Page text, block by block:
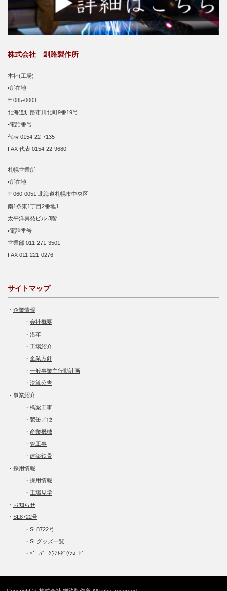
株式会社 釧路製作所
本社(工場)
•所在地
〒085-0003
北海道釧路市川北町9番19号
•電話番号
代表 0154-22-7135
FAX 代表 0154-22-9680
札幌営業所
•所在地
〒060-0051 北海道札幌市中央区
南1条東1丁目2番地1
太平洋興発ビル 3階
•電話番号
営業部 011-271-3501
FAX 011-221-0276
サイトマップ
・ 企業情報
・ 会社概要
・ 沿革
・ 工場紹介
・ 企業方針
・ 一般事業主行動計画
・ 決算公告
・ 事業紹介
・ 橋梁工事
・ 製缶／他
・ 産業機械
・ 管工事
・ 建築鉄骨
・ 採用情報
・ 採用情報
・ 工場見学
・ お知らせ
・ SL8722号
・ SL8722号
・ SLグッズ一覧
・ ﾍﾟｰﾊﾟｰｸﾗﾌﾄﾀﾞｳﾝﾛｰﾄﾞ